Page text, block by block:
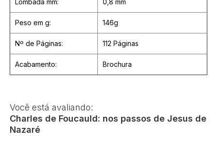
Lombada mm: 0,8 mm
Peso em g: 146g
Nº de Páginas: 112 Páginas
Acabamento: Brochura
Você está avaliando:
Charles de Foucauld: nos passos de Jesus de
Nazaré